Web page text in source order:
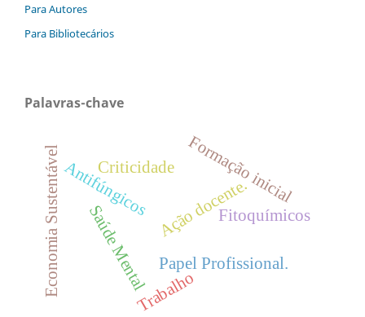
Para Autores
Para Bibliotecários
Palavras-chave
Papel Profissional.
Ação docente.
Criticidade Formação inicial
Saúde Mental
Antifúngicos Fitoquímicos
Economia Sustentável Trabalho